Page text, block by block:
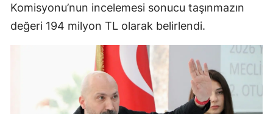
Komisyonu’nun incelemesi sonucu taşınmazın
değeri 194 milyon TL olarak belirlendi.